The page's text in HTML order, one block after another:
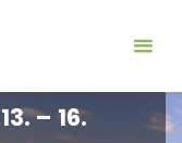
– 16.